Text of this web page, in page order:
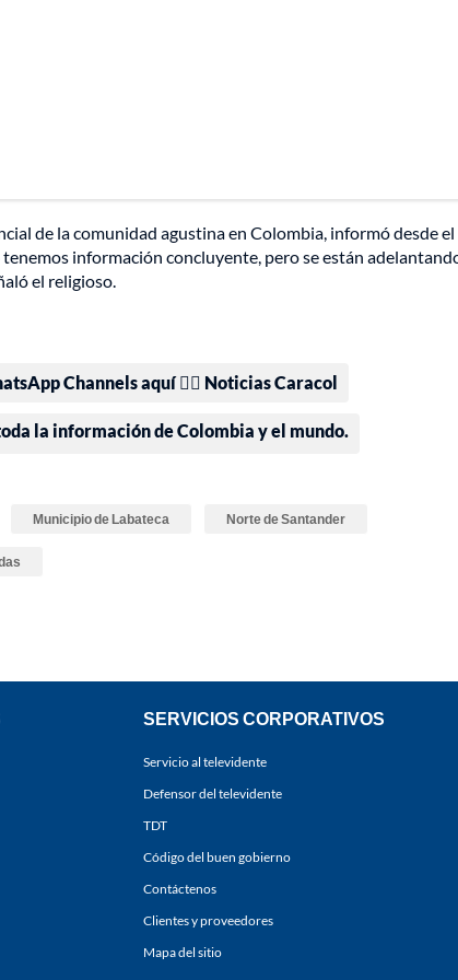
de la comunidad agustina en Colombia, informó desde el
información concluyente, pero se están
el religioso.
Channels aquí 👉🏻 Noticias Caracol
la información de Colombia y el mundo.
Municipio de Labateca Norte de Santander
SERVICIOS CORPORATIVOS
Servicio al televidente
Defensor del televidente
TDT
Código del buen gobierno
Contáctenos
Clientes y proveedores
Mapa del sitio